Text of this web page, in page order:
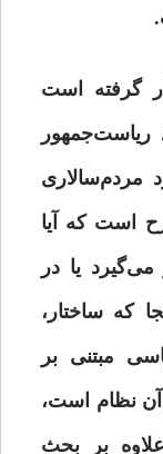
گرفته است
مردم‌سالاری
است که آیا
می‌گیرد یا در
که ساختار،‌
مبتنی بر
آن نظام است،
بر بحث